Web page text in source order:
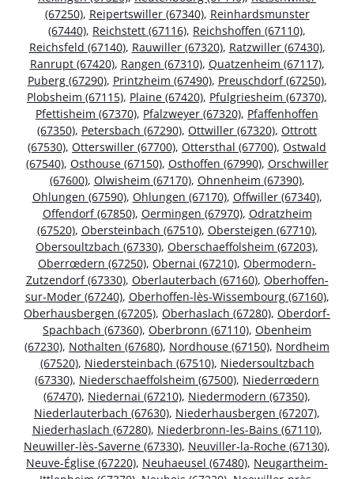
(67250), Reipertswiller (67340), Reinhardsmunster
(67440), Reichstett (67116), Reichshoffen (67110),
Reichsfeld (67140), Rauwiller (67320), Ratzwiller (67430),
Ranrupt (67420), Rangen (67310), Quatzenheim (67117),
Puberg (67290), Printzheim (67490), Preuschdorf (67250),
Plobsheim (67115), Plaine (67420), Pfulgriesheim (67370),
Pfettisheim (67370), Pfalzweyer (67320), Pfaffenhoffen
(67350), Petersbach (67290), Ottwiller (67320), Ottrott
(67530), Otterswiller (67700), Ottersthal (67700), Ostwald
(67540), Osthouse (67150), Osthoffen (67990), Orschwiller
(67600), Olwisheim (67170), Ohnenheim (67390),
Ohlungen (67590), Ohlungen (67170), Offwiller (67340),
Offendorf (67850), Oermingen (67970), Odratzheim
(67520), Obersteinbach (67510), Obersteigen (67710),
Obersoultzbach (67330), Oberschaeffolsheim (67203),
Oberrœdern (67250), Obernai (67210), Obermodern-
Zutzendorf (67330), Oberlauterbach (67160), Oberhoffen-
sur-Moder (67240), Oberhoffen-lès-Wissembourg (67160),
Oberhausbergen (67205), Oberhaslach (67280), Oberdorf-
Spachbach (67360), Oberbronn (67110), Obenheim
(67230), Nothalten (67680), Nordhouse (67150), Nordheim
(67520), Niedersteinbach (67510), Niedersoultzbach
(67330), Niederschaeffolsheim (67500), Niederrœdern
(67470), Niedernai (67210), Niedermodern (67350),
Niederlauterbach (67630), Niederhausbergen (67207),
Niederhaslach (67280), Niederbronn-les-Bains (67110),
Neuwiller-lès-Saverne (67330), Neuviller-la-Roche (67130),
Neuve-Église (67220), Neuhaeusel (67480), Neugartheim-